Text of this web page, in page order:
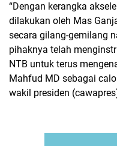
“Dengan kerangka
dilakukan oleh Mas
secara gilang-gemilang
pihaknya telah
NTB untuk terus
Mahfud MD sebagai
wakil presiden